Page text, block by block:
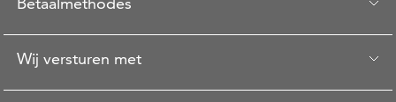
Wij versturen met